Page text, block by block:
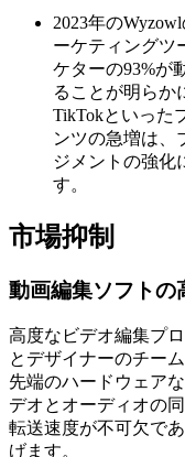
2023年の
ーケティングツ
ケターの93%が
ることが明らか
TikTokといった
ンツの急増は、
ジメントの強化
す。
市場抑制
動画編集ソフトの
高度なビデオ編集プ
とデザイナーのチー
先端のハードウェア
デオとオーディオの
転送速度が不可欠で
げます。